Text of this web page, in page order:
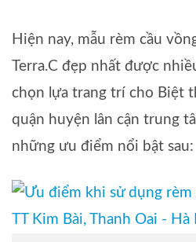
Hiện nay, mẫu rèm cầu
Terra.C đẹp nhất được
chọn lựa trang trí cho Biệt
quận huyện lân cận trung
những ưu điểm nổi bật sau: